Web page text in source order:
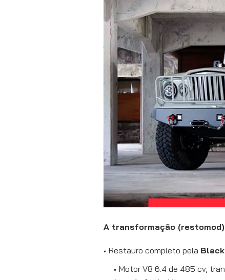
A transformação (restomod)
Restauro completo pela
Motor V8 6.4 de 485 cv,